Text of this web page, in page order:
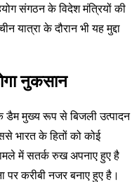
संगठन के विदेश मंत्रियों की
के दौरान भी यह मुद्दा
नुकसान
डैम मुख्य रूप से बिजली उत्पादन
भारत के हितों को कोई
में सतर्क रुख अपनाए हुए है
पर करीबी नजर बनाए हुए है।